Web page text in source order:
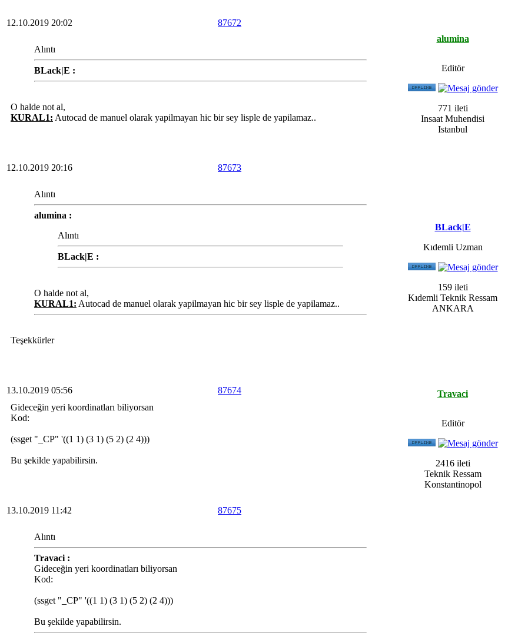
12.10.2019 20:02
87672
alumina
Editör
771 ileti
Insaat Muhendisi
Istanbul
Alıntı
BLack|E :
O halde not al,
KURAL1: Autocad de manuel olarak yapilmayan hic bir sey lisple de yapilamaz..
12.10.2019 20:16 87673
BLack|E
Kıdemli Uzman
159 ileti
Kıdemli Teknik Ressam
ANKARA
Alıntı
alumina :
Alıntı
BLack|E :
O halde not al,
KURAL1: Autocad de manuel olarak yapilmayan hic bir sey lisple de yapilamaz..
Teşekkürler
13.10.2019 05:56 87674 Travaci
Editör
2416 ileti
Teknik Ressam
Konstantinopol
Gideceğin yeri koordinatları biliyorsan
Kod:
(ssget "_CP" '((1 1) (3 1) (5 2) (2 4)))
Bu şekilde yapabilirsin.
13.10.2019 11:42 87675
Alıntı
Travaci :
Gideceğin yeri koordinatları biliyorsan
Kod:
(ssget "_CP" '((1 1) (3 1) (5 2) (2 4)))
Bu şekilde yapabilirsin.